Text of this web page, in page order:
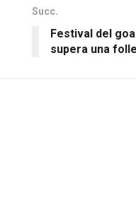
Succ.
Festival del
supera una